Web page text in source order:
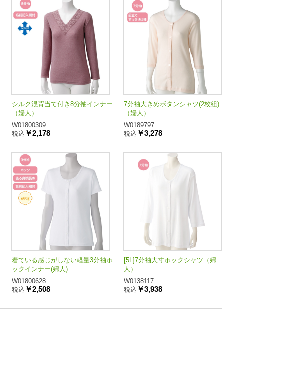
シルク混背当て付き8分袖インナー
（婦人）
W01800309
税込 ￥2,178
7分袖大きめボタンシャツ(2枚組)
（婦人）
W0189797
税込 ￥3,278
着ている感じがしない軽量3分袖ホ
ックインナー(婦人)
W01800628
税込 ￥2,508
[5L]7分袖大寸ホックシャツ（婦
人）
W0138117
税込 ￥3,938